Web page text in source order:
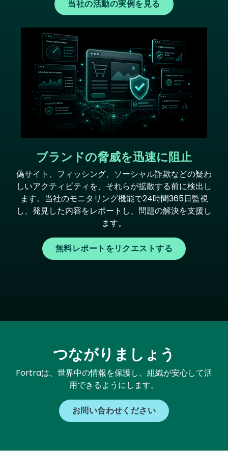
当社の活動の実例を見る
ブランドの脅威を迅速に阻止
偽サイト、フィッシング、ソーシャル詐欺などの疑わ
しいアクティビティを、それらが拡散する前に検出し
ます。当社のモニタリング機能で24時間365日監視
し、発見した内容をレポートし、問題の解決を支援し
ます。
無料レポートをリクエストする
つながりましょう
Fortraは、世界中の情報を保護し、組織が安心して活
用できるようにします。
お問い合わせください